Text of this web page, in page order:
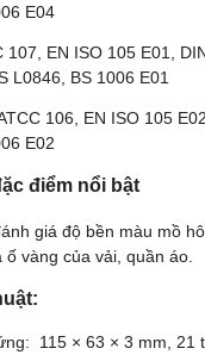
E04
107, EN ISO 105 E01,
L0846, BS 1006 E01
106, EN ISO 105
E02
điểm nổi bật
giá độ bền màu mồ
vàng của vải, quần áo.
115 × 63 × 3 mm, 21